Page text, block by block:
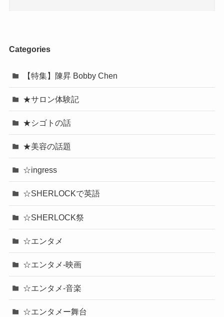
Categories
【特集】陳昇 Bobby Chen
★サロン体験記
★シゴトの話
★美容の話題
☆ingress
☆SHERLOCKで英語
☆SHERLOCK祭
☆エンタメ
☆エンタメ-映画
☆エンタメ-音楽
☆エンタメー舞台